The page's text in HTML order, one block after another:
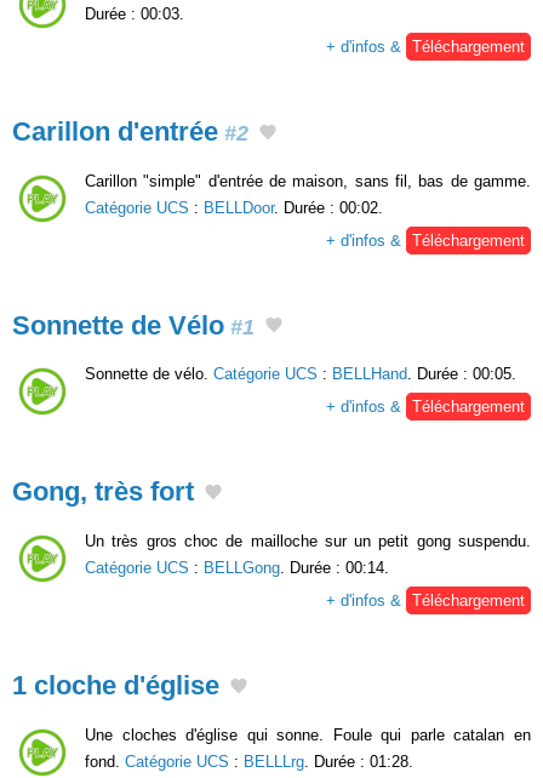
Durée : 00:03.
+ d'infos &
Téléchargement
Carillon d'entrée #2
Carillon "simple" d'entrée de maison, sans fil, bas de gamme.
Catégorie UCS : BELLDoor. Durée : 00:02.
+ d'infos &
Téléchargement
Sonnette de Vélo #1
Sonnette de vélo. Catégorie UCS : BELLHand. Durée : 00:05.
+ d'infos & Téléchargement
Gong, très fort
Un très gros choc de mailloche sur un petit gong suspendu.
Catégorie UCS : BELLGong . Durée : 00:14.
+ d'infos &
Téléchargement
1 cloche d'église
Une cloches d'église qui sonne. Foule qui parle catalan en
fond. Catégorie UCS : BELLLrg . Durée : 01:28.